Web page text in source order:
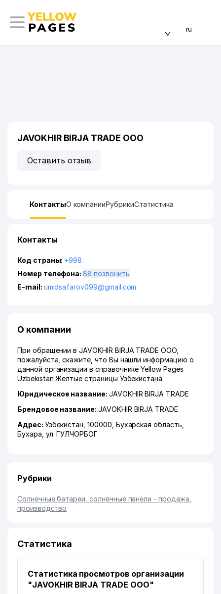
ru
JAVOKHIR BIRJA TRADE ООО
Оставить отзыв
КонтактыО компанииРубрикиСтатистика
Контакты
Код страны: +998
Номер телефона:
88 позвонить
E-mail: umidsafarov099@gmail.com
О компании
При обращении в JAVOKHIR BIRJA TRADE ООО,
пожалуйста, скажите, что Вы нашли информацию о
данной организации в справочнике Yellow Pages
Uzbekistan Желтые страницы Узбекистана.
Юридическое название: JAVOKHIR BIRJA TRADE
Брендовое название: JAVOKHIR BIRJA TRADE
Адрес: Узбекистан, 100000, Бухарская область
Бухара ул. ГУЛЧОРБОГ
Рубрики
Солнечные батареи, солнечные панели - продажа,
производство
Статистика
Статистика просмотров организации
"JAVOKHIR BIRJA TRADE ООО"